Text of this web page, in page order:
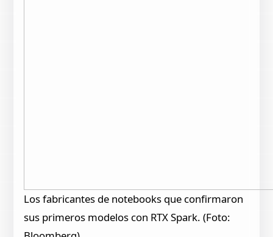
Los fabricantes de notebooks que confirmaron
sus primeros modelos con RTX Spark. (Foto: